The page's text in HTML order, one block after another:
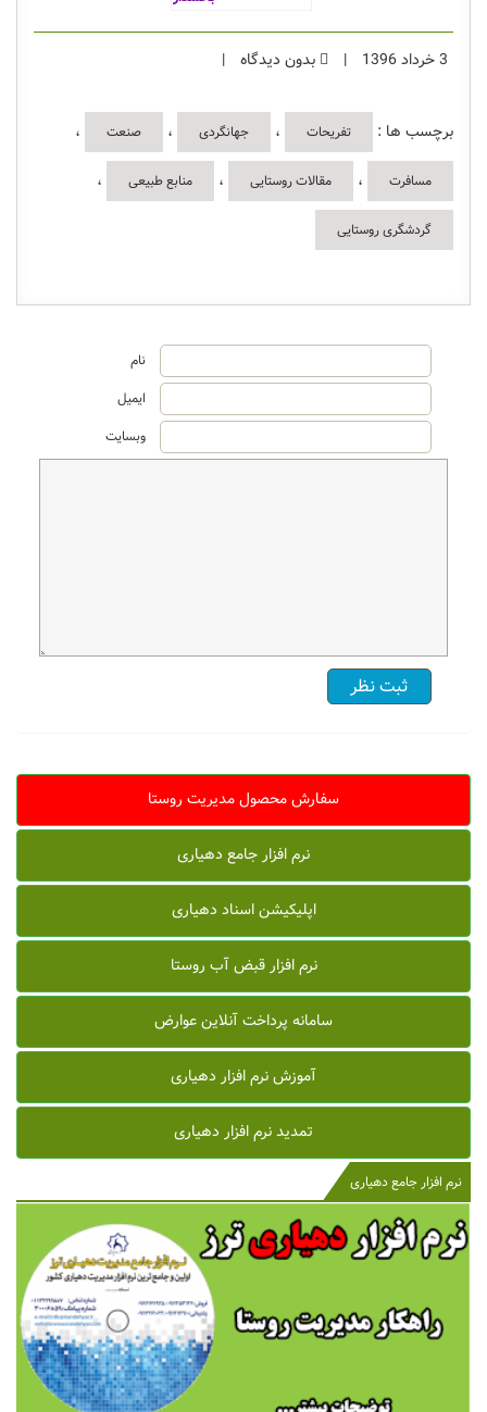
3 خرداد 1396 | بدون دیدگاه |
برچسب ها : تفریحات ، جهانگردی ، صنعت ،
مسافرت ، مقالات روستایی ، منابع طبیعی ،
گردشگری روستایی
نام
ایمیل
وبسایت
سفارش محصول مدیریت روستا
نرم افزار جامع دهیاری
اپلیکیشن اسناد دهیاری
نرم افزار قبض آب روستا
سامانه پرداخت آنلاین عوارض
آموزش نرم افزار دهیاری
تمدید نرم افزار دهیاری
نرم افزار جامع دهیاری